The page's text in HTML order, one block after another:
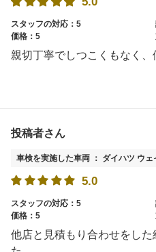
スタッフの対応：5
価格：5
親切丁寧でしつこくもなく、
投稿者さん
車検を実施した車両 ： ダイハツ ウェ
5.0
スタッフの対応：5
価格：5
他店と見積もり合わせをし